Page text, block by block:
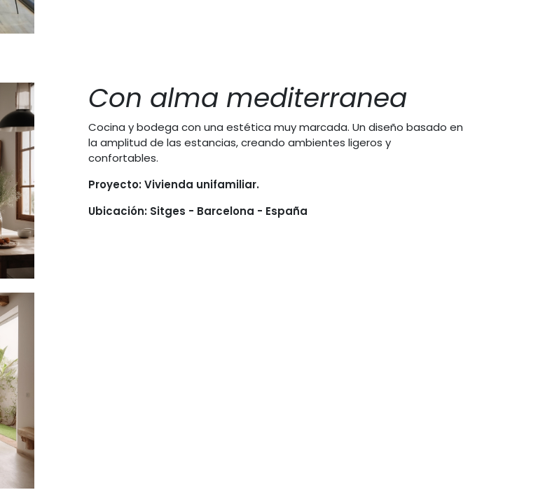
Con alma mediterranea
Cocina y bodega con una estética muy marcada. Un diseño basado en
la amplitud de las estancias, creando ambientes ligeros y
confortables.
Proyecto: Vivienda unifamiliar.
Ubicación: Sitges - Barcelona - España